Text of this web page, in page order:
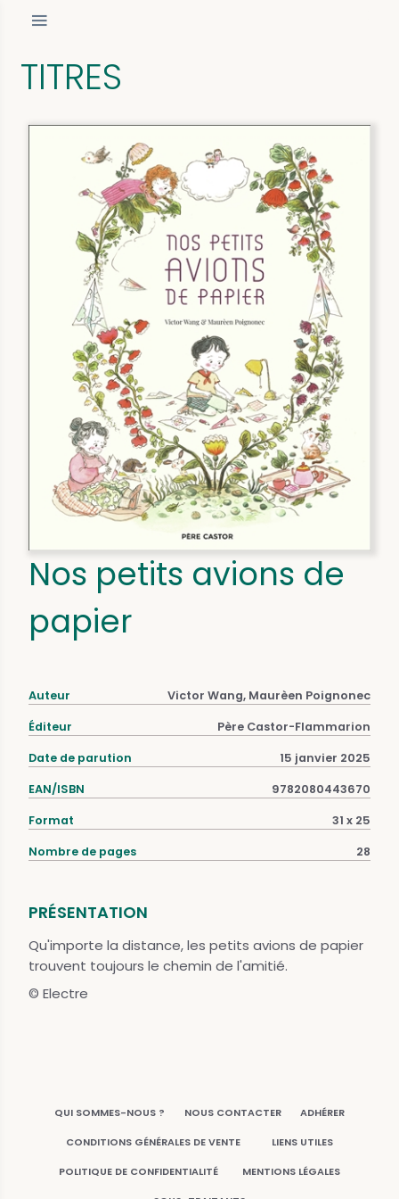
TITRES
Nos petits avions de
papier
Auteur Victor Wang, Maurèen Poignonec
Éditeur Père Castor-Flammarion
Date de parution 15 janvier 2025
EAN/ISBN 9782080443670
Format 31 x 25
Nombre de pages 28
PRÉSENTATION
Qu'importe la distance, les petits avions de papier
trouvent toujours le chemin de l'amitié.
© Electre
QUI SOMMES-NOUS ? NOUS CONTACTER ADHÉRER
CONDITIONS GÉNÉRALES DE VENTE LIENS UTILES
POLITIQUE DE CONFIDENTIALITÉ MENTIONS LÉGALES